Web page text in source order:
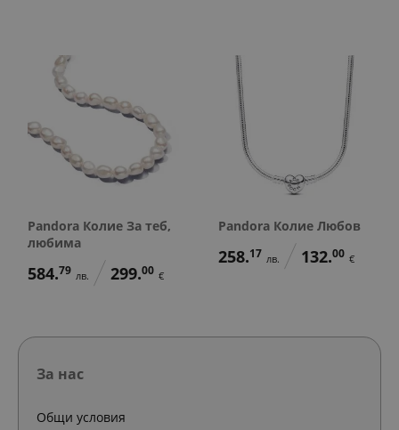
Pandora Колие За теб,
любима
584.79 лв. 299.00 €
Pandora Колие Любов
258.17 лв. 132.00 €
За нас
Общи условия